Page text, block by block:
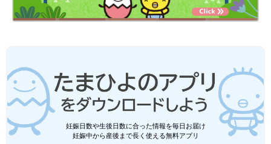
Amazonで購入
妊娠日数や生後日数に合った情報を毎日お届け
妊娠中から産後まで長く使える無料アプリ